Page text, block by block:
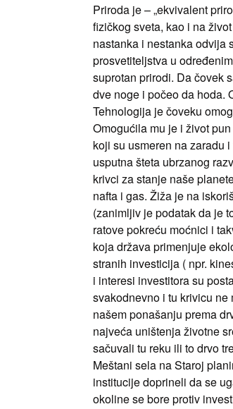
Priroda je – „ekvivalent
fizičkog sveta, kao i na
nastanka i nestanka odvija
prosvetiteljstva u
suprotan prirodi. Da čovek
dve noge i počeo da hoda.
Tehnologija je čoveku
Omogućila mu je i život
koji su usmeren na zaradu
usputna šteta ubrzanog
krivci za stanje naše
nafta i gas. Žiža je na
(zanimljiv je podatak da je
ratove pokreću moćnici i
koja država primenjuje
stranih investicija ( npr.
i interesi investitora su
svakodnevno i tu krivicu
našem ponašanju prema
najveća uništenja životne
sačuvali tu reku ili to drvo
Meštani sela na Staroj
institucije doprineli da se
okoline se bore protiv